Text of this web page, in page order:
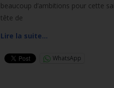
beaucoup d’ambitions pour cette
tête de
Lire la suite…
WhatsApp